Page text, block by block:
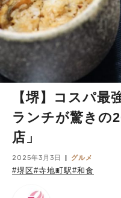
【堺】コスパ最
ランチが驚きの
店」
2025年3月3日 グルメ
#堺区#寺地町駅#和食